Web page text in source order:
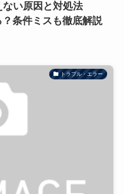
い原因と対処法
？条件ミスも徹底解説
トラブル・エラー